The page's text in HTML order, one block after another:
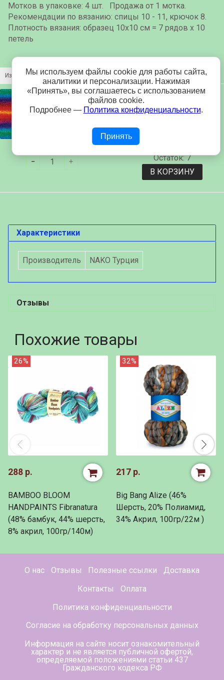
Мотков в упаковке: 4 шт. Продажа от 1 мотка.
Рекомендации по вязанию: спицы 10 - 11, крючок 8.
Плотность вязания: образец 10х10 см = 7 рядов х 10
петель
Изображение Название Цена
Пряжа Nako Cha
Cha 87079
250 р.
Остаток: 7
В КОРЗИНУ
Характеристики
Производитель NAKO Турция
Отзывы
Похожие товары
26%
288 р.
BAMBOO BLOOM
HANDPAINTS Fibranatura
(48% бамбук, 44% шерсть,
8% акрил, 100гр/140м)
32%
217 р.
Big Bang Alize (46%
Шерсть, 20% Полиамид,
34% Акрил, 100гр/22м )
О нас Отзывы Полезные ссылки
Доставка
Контакты
Оплата
Политика конфиденциальности
Согласие на обработку персональных данных
Информация на сайте носит ознакомительный
характер и не является публичной офертой,
определяемой положениями статьи 437
Гражданского кодекса РФ
Мы используем файлы cookie для работы сайта,
аналитики и персонализации. Нажимая
«Принять», вы соглашаетесь с использованием
файлов cookie.
Подробнее — Политика конфиденциальности.
Принять